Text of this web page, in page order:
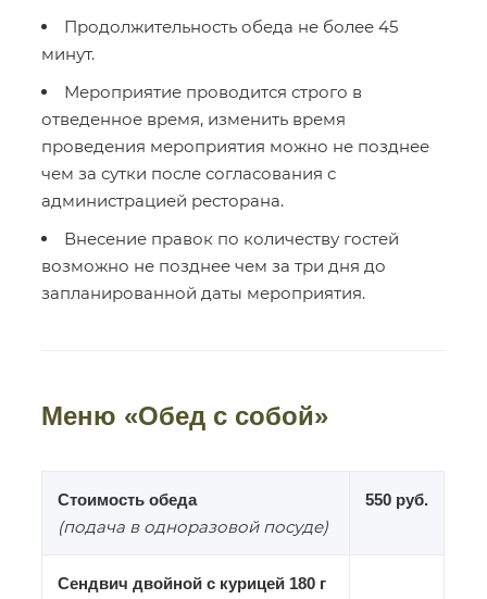
Продолжительность обеда не более 45
минут.
Мероприятие проводится строго в
отведенное время, изменить время
проведения мероприятия можно не позднее
чем за сутки после согласования с
администрацией ресторана.
Внесение правок по количеству гостей
возможно не позднее чем за три дня до
запланированной даты мероприятия.
Меню «Обед с собой»
Стоимость обеда
(подача в одноразовой посуде)
550 руб.
Сендвич двойной с курицей 180 г